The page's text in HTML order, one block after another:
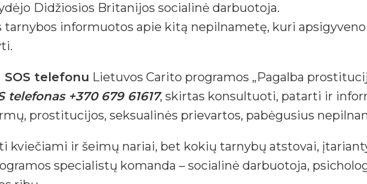
Didžiosios Britanijos socialinė darbuotoja.
informuotos apie kitą nepilnametę, kuri
telefonu Lietuvos Carito programos „Pagalba
telefonas +370 679 61617, skirtas konsultuoti, patarti ir
prostitucijos, seksualinės prievartos, pabėgusius
kviečiami ir šeimų nariai, bet kokių tarnybų atstovai,
specialistų komanda – socialinė darbuotoja,